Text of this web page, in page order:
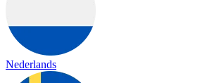
Nederlands